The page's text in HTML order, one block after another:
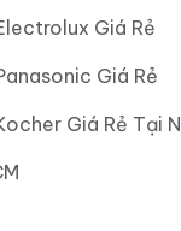
Giá Rẻ
Giá Rẻ
Giá Rẻ Tại